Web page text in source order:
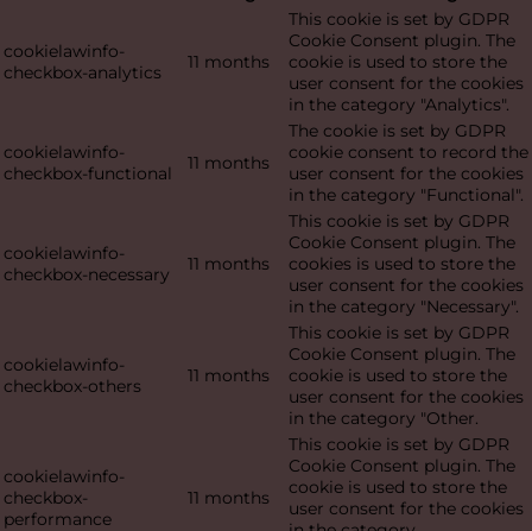
cookielawinfo-
checkbox-analytics
11 months
This cookie is set by GDPR
Cookie Consent plugin. The
cookie is used to store the
user consent for the cookies
in the category "Analytics".
cookielawinfo-
checkbox-functional
11 months
The cookie is set by GDPR
cookie consent to record the
user consent for the cookies
in the category "Functional".
cookielawinfo-
checkbox-necessary
11 months
This cookie is set by GDPR
Cookie Consent plugin. The
cookies is used to store the
user consent for the cookies
in the category "Necessary".
cookielawinfo-
checkbox-others
11 months
This cookie is set by GDPR
Cookie Consent plugin. The
cookie is used to store the
user consent for the cookies
in the category "Other.
cookielawinfo-
checkbox-
performance
11 months
This cookie is set by GDPR
Cookie Consent plugin. The
cookie is used to store the
user consent for the cookies